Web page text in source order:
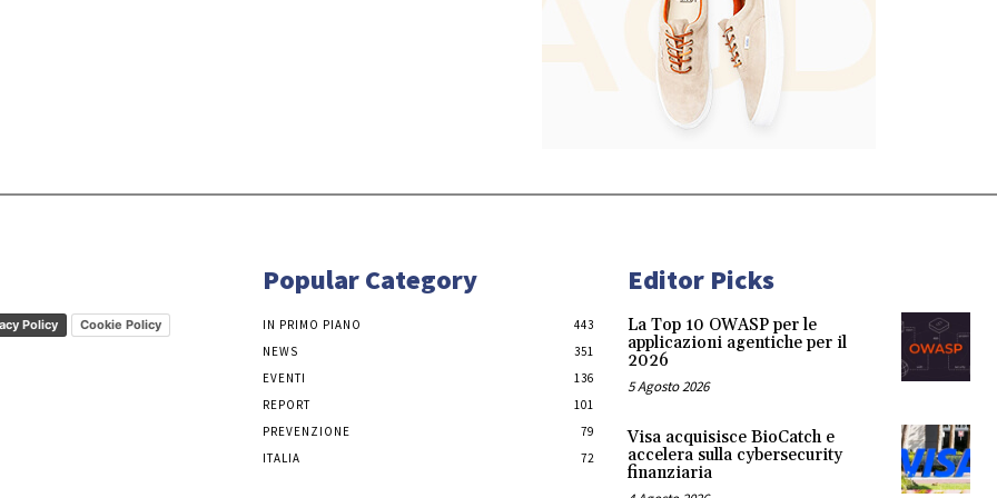
Policy Cookie Policy
Popular Category
IN PRIMO PIANO
443
NEWS
351
EVENTI
136
REPORT
101
PREVENZIONE
79
ITALIA
72
Editor Picks
La Top 10 OWASP per le
applicazioni agentiche per il
2026
5 Agosto 2026
Visa acquisisce BioCatch e
accelera sulla cybersecurity
finanziaria